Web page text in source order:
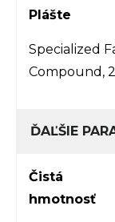
Plášte
Specialized
Compound,
ĎAĽŠIE
Čistá
hmotnosť